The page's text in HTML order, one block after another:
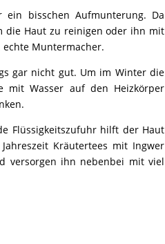
bisschen Aufmunterung. Da
die Haut zu reinigen oder ihn mit
Muntermacher.
gar nicht gut. Um im Winter die
mit Wasser auf den Heizkörper
Flüssigkeitszufuhr hilft der Haut
Kräutertees mit Ingwer
versorgen ihn nebenbei mit viel